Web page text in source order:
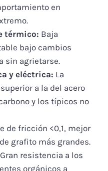
en
térmico: Baja
bajo cambios
sin agrietarse.
y eléctrica: La
a la del acero
y los típicos no
de fricción <0,1, mejor
grafito más grandes.
Gran resistencia a los
orgánicos a